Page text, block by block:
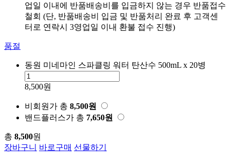
업일 이내에 반품배송비를 입금하지 않는 경우 반품접수
철회 (단, 반품배송비 입금 및 반품처리 완료 후 고객센
터로 연락시 3영업일 이내 환불 접수 진행)
품절
동원 미네마인 스파클링 워터 탄산수 500mL x 20병
8,500원
비회원가 총 8,500원
밴드플러스가 총 7,650원
총 8,500원
장바구니 바로구매 선물하기